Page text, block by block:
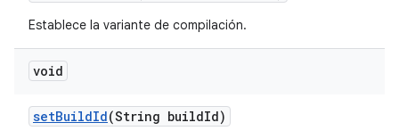
Establece la variante de compilación.
void
setBuildId(String buildId)